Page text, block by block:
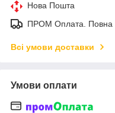
Нова Пошта
ПРОМ Оплата. Повна
Всі умови доставки
Умови оплати